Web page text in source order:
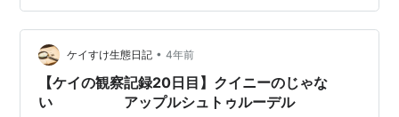
しないのではなく、できない！女の知られざる生態に迫
る。 少しふざけた日常ブログである。 ※このブログには
商品の写真、細かい紹介を省くためと 少しの下心で楽天
アフィリエイトを使用しております。 観察21日目：食育
を語る □…
ケイすけ生態日記 • 4年前
【ケイの観察記録20日目】クイニーのじゃな
い アップルシュトゥルーデル